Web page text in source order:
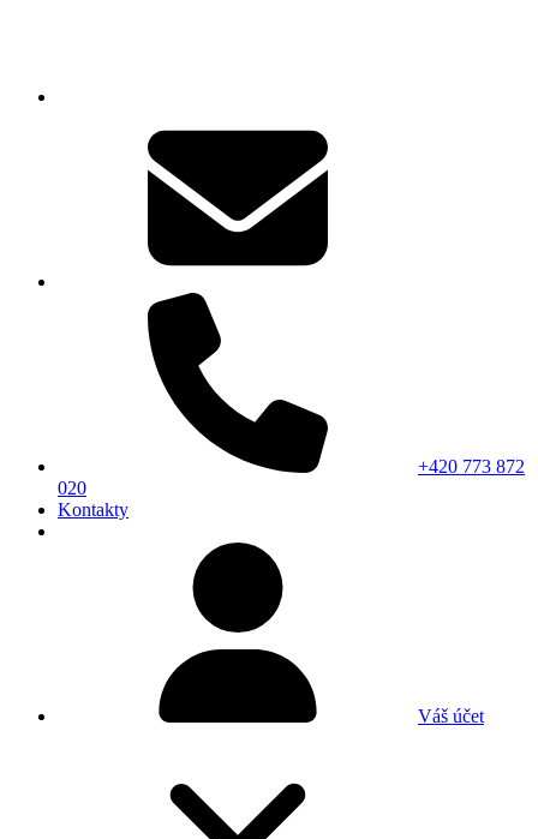
+420 773 872
020
Kontakty
Váš účet